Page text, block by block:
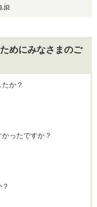
めにみなさまのご
か？
ったですか？